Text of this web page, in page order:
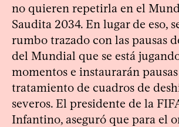
no quieren repetirla en el
Saudita 2034. En lugar de eso,
rumbo trazado con las pausas
del Mundial que se está
momentos e instaurarán
tratamiento de cuadros de
severos. El presidente de la
Infantino, aseguró que para el